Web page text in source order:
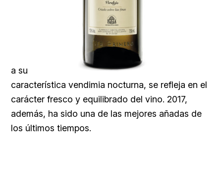
a su
característica vendimia nocturna, se refleja en el
carácter fresco y equilibrado del vino. 2017,
además, ha sido una de las mejores añadas de
los últimos tiempos.